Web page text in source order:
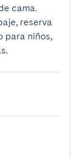
cama.
reserva
para niños,